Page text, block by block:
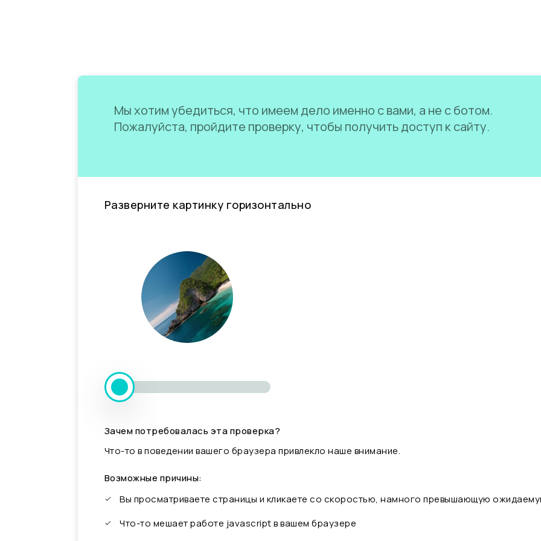
Мы хотим убедиться, что имеем дело именно с вами, а не с ботом.
Пожалуйста, пройдите проверку, чтобы получить доступ к сайту.
Разверните картинку горизонтально
Зачем потребовалась эта проверка?
Что-то в поведении вашего браузера привлекло наше внимание.
Возможные причины:
Вы просматриваете страницы и кликаете со скоростью, намного превышающую
Что-то мешает работе javascript в вашем браузере